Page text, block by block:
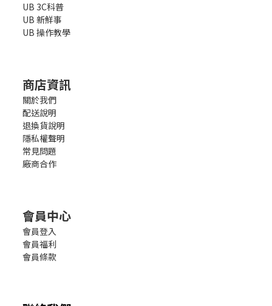
UB 3C科普
UB 新鮮事
UB 操作教學
商店資訊
關於我們
配送說明
退換貨說明
隱私權聲明
常見問題
廠商合作
會員中心
會員登入
會員福利
會員條款